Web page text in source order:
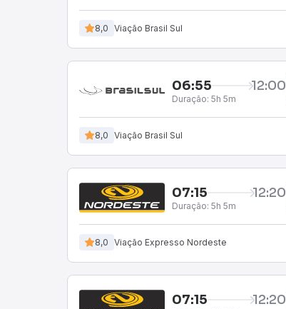
8,0 Viação Brasil Sul
06:55 12:00
Duração: 5h 5m
8,0 Viação Brasil Sul
07:15 12:20
Duração: 5h 5m
8,0 Viação Expresso Nordeste
07:15 12:20